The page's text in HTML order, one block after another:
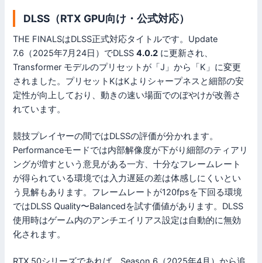
DLSS（RTX GPU向け・公式対応）
THE FINALSはDLSS正式対応タイトルです。Update
7.6（2025年7月24日）でDLSS4.0.2 に更新され、
Transformer モデルのプリセットが「J」から「K」に変更
されました。プリセットKはKよりシャープネスと細部の安
定性が向上しており、動きの速い場面でのぼやけが改善さ
れています。
競技プレイヤーの間ではDLSSの評価が分かれます。
Performanceモードでは内部解像度が下がり細部のティアリ
ングが増すという意見がある一方、十分なフレームレート
が得られている環境では入力遅延の差は体感しにくいとい
う見解もあります。フレームレートが120fpsを下回る環境
ではDLSS Quality〜Balancedを試す価値があります。DLSS
使用時はゲーム内のアンチエイリアス設定は自動的に無効
化されます。